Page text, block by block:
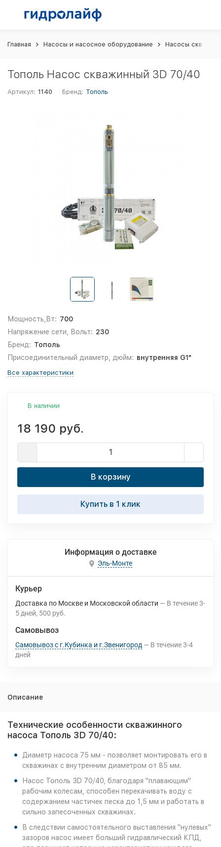
Главная Насосы и насосное оборудование Насосы
Тополь Насос скважинный 3D 70/40
Артикул: 1140 Бренд: Тополь
Мощность,Вт: 700
Напряжение сети, Вольт: 230
Бренд: Тополь
Присоединительный диаметр, дюйм: внутренняя G1"
Все характеристики
В наличии
18 190 руб.
В корзину
Купить в 1 клик
Информация о доставке
Эль-Монте
Курьер
Доставка по Москве и Московской области В течение3-
5 дней 500 руб.
Самовывоз
Самовывоз с г.Кубинка и г.Звенигород В течение3-4
дней
Описание
Технические особенности скважинного
насоса Тополь 3D 70/40:
Диаметр насоса 75 мм - позволяет монтировать его в
скважинах с внутренним диаметром от 85 мм.
Насос Тополь 3D 70/40, благодаря "плавающим"
рабочим колесам, способен перекачивать воду с
содержанием частичек песка до 1,5 мм и работать в
сильно запесоченных скважинах.
В следствии самостоятельного выставления "нулевых"
зазоров насос имеет больший гидравлический КПД,